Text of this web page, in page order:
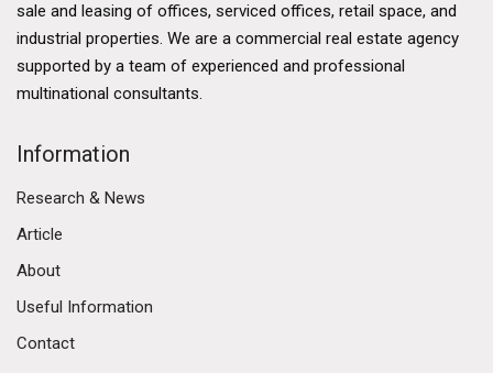
sale and leasing of offices, serviced offices, retail space, and
industrial properties. We are a commercial real estate agency
supported by a team of experienced and professional
multinational consultants.
Information
Research & News
Article
About
Useful Information
Contact